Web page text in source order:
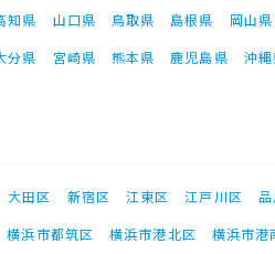
知県 山口県 鳥取県 島根県 岡山県
分県 宮崎県 熊本県 鹿児島県 沖
大田区 新宿区 江東区 江戸川区
横浜市都筑区 横浜市港北区 横浜市港